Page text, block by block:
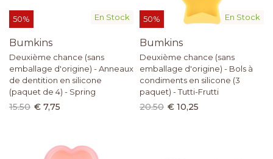
En Stock
50%
Bumkins
Deuxième chance (sans
emballage d'origine) - Anneaux
de dentition en silicone
(paquet de 4) - Spring
15.50 € 7,75
En Stock
50%
Bumkins
Deuxième chance (sans
emballage d'origine) - Bols à
condiments en silicone (3
paquet) - Tutti-Frutti
20.50 € 10,25